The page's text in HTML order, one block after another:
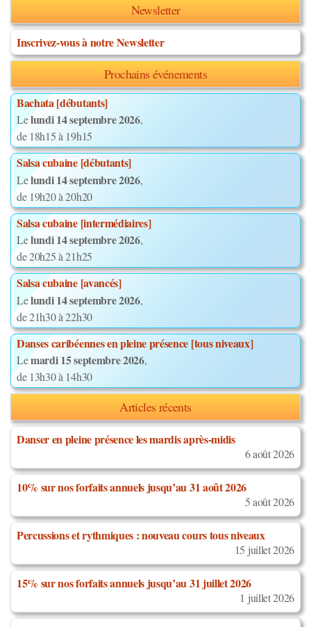
Newsletter
Inscrivez-vous à notre Newsletter
Prochains événements
Bachata [débutants]
Lelundi 14 septembre 2026,
de 18h15 à 19h15
Salsa cubaine [débutants]
Lelundi 14 septembre 2026,
de 19h20 à 20h20
Salsa cubaine [intermédiaires]
Lelundi 14 septembre 2026,
de 20h25 à 21h25
Salsa cubaine [avancés]
Lelundi 14 septembre 2026,
de 21h30 à 22h30
Danses caribéennes en pleine présence [tous niveaux]
Lemardi 15 septembre 2026,
de 13h30 à 14h30
Articles récents
Danser en pleine présence les mardis après-midis
6 août 2026
10% sur nos forfaits annuels jusqu’au 31 août 2026
5 août 2026
Percussions et rythmiques : nouveau cours tous niveaux
15 juillet 2026
15% sur nos forfaits annuels jusqu’au 31 juillet 2026
1 juillet 2026